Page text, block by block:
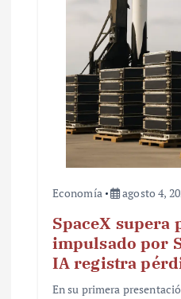
Economía agosto 4,
SpaceX supera
impulsado por
IA registra
En su primera